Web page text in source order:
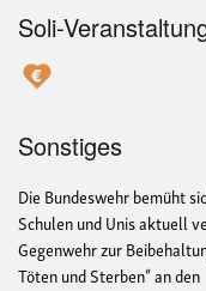
Soli-
Sonstiges
Die Bundeswehr bemüht
Schulen und Unis aktuell
Gegenwehr zur
Töten und Sterben“ an den